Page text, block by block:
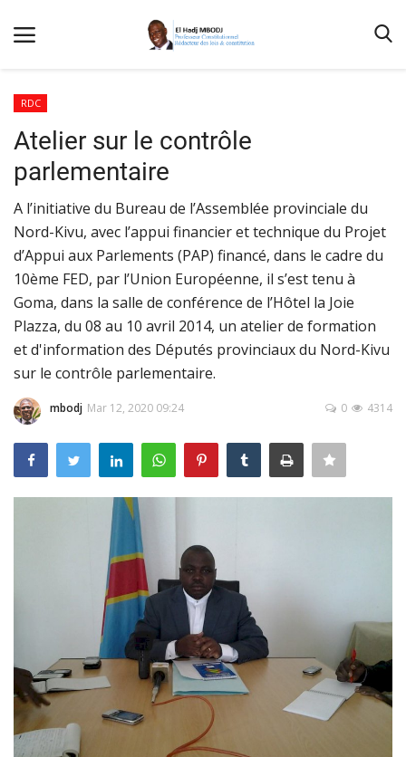
Accueil
Contactez-nous
Qui sommes nous
Nos Publications
Media
Terms & Conditions
Connexion
Register
RDC
Atelier sur le contrôle
parlementaire
A l’initiative du Bureau de l’Assemblée provinciale du
Nord-Kivu, avec l’appui financier et technique du Projet
d’Appui aux Parlements (PAP) financé, dans le cadre du
10ème FED, par l’Union Européenne, il s’est tenu à
Goma, dans la salle de conférence de l’Hôtel la Joie
Plazza, du 08 au 10 avril 2014, un atelier de formation
et d'information des Députés provinciaux du Nord-Kivu
sur le contrôle parlementaire.
mbodj Mar 12, 2020 09:24 4314
0